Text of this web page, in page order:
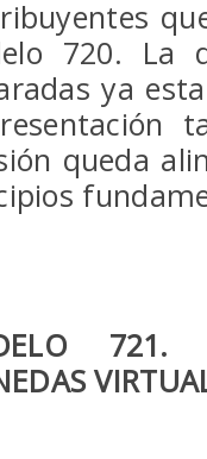
720. La
ya
queda
721.